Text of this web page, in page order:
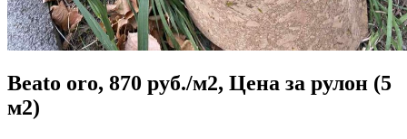
Beato oro, 870 руб./м2, Цена за рулон (5
м2)